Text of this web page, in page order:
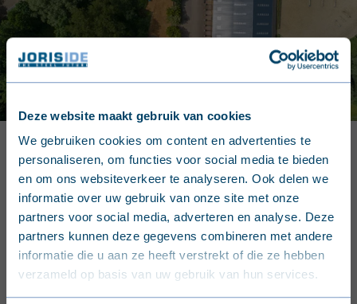
Deze website maakt gebruik van cookies
We gebruiken cookies om content en advertenties te
personaliseren, om functies voor social media te bieden
en om ons websiteverkeer te analyseren. Ook delen we
informatie over uw gebruik van onze site met onze
partners voor social media, adverteren en analyse. Deze
partners kunnen deze gegevens combineren met andere
informatie die u aan ze heeft verstrekt of die ze hebben
verzameld op basis van uw gebruik van hun services.
English (United Kingdom)
Nederlands (België)
Français (Belgique)
Nederlands (Nederland)
Deutsch (Deutschland)
Entdecken Sie unsere
Produkte
BRANCHEN
Der Bau eines landwirtschaftlichen Gebäudes erfordert die
effiziente und technisch machbare Vereinigung
zahlreicher wirtschaftlicher, optischer, ökologischer oder
technischer Anforderungen. Joris Ide hat eine Reihe an